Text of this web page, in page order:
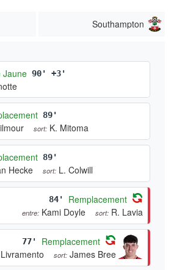
Southampton
Jaune 90' +3'
89'
sort: K. Mitoma
89'
Hecke sort: L. Colwill
84' Remplacement
entre: Kami Doyle sort: R. Lavia
77' Remplacement
sort: James Bree